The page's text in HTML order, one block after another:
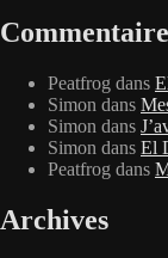
Peatfrog dans
Simon dans
Simon dans
Simon dans El
Peatfrog dans
Archives